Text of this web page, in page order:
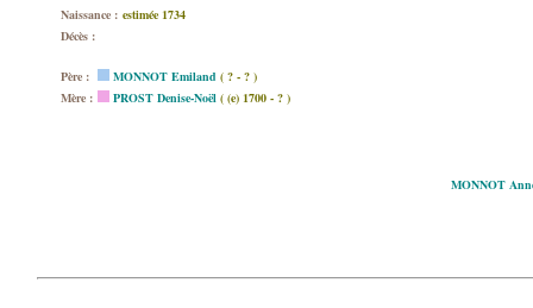
Naissance : estimée 1734
Décès :
Père : MONNOT Emiland ( ? - ? )
Mère :
PROST Denise-Noël ( (e) 1700 - ? )
MONNOT